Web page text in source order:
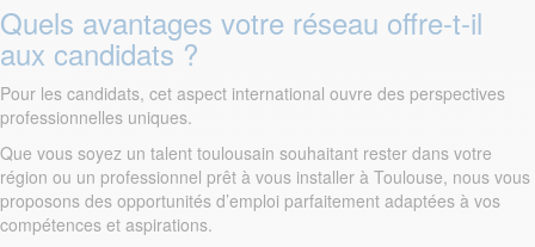
Quels avantages votre réseau offre-t-il
aux candidats ?
Pour les candidats, cet aspect international ouvre des perspectives
professionnelles uniques.
Que vous soyez un talent toulousain souhaitant rester dans votre
région ou un professionnel prêt à vous installer à Toulouse, nous vous
proposons des opportunités d’emploi parfaitement adaptées à vos
compétences et aspirations.